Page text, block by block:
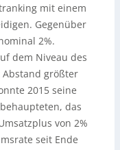
mit einem
Gegenüber
2%.
dem Niveau des
Abstand größter
2015 seine
das
von 2%
seit Ende